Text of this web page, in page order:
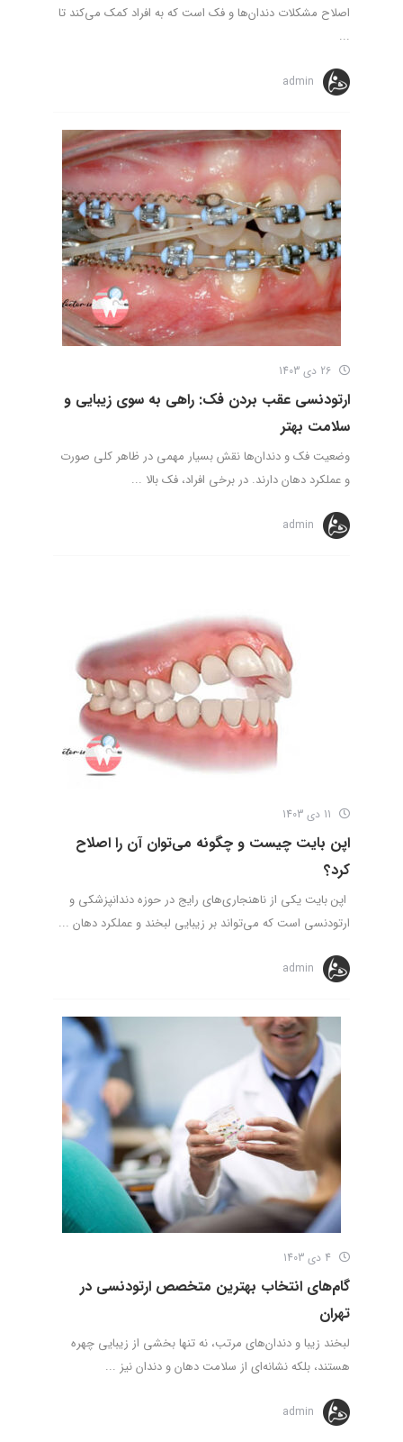
اصلاح مشکلات دندان‌ها و فک است که به افراد کمک می‌کند تا
...
admin
ارتودنسی عقب بردن فک: راهی به سوی زیبایی و
سلامت بهتر
وضعیت فک و دندان‌ها نقش بسیار مهمی در ظاهر کلی صورت
و عملکرد دهان دارند. در برخی افراد، فک بالا ...
admin
اپن بایت چیست و چگونه می‌توان آن را اصلاح
کرد؟
اپن بایت یکی از ناهنجاری‌های رایج در حوزه دندانپزشکی و
ارتودنسی است که می‌تواند بر زیبایی لبخند و عملکرد دهان ...
admin
گام‌های انتخاب بهترین متخصص ارتودنسی در
تهران
لبخند زیبا و دندان‌های مرتب، نه تنها بخشی از زیبایی چهره
هستند، بلکه نشانه‌ای از سلامت دهان و دندان نیز ...
admin